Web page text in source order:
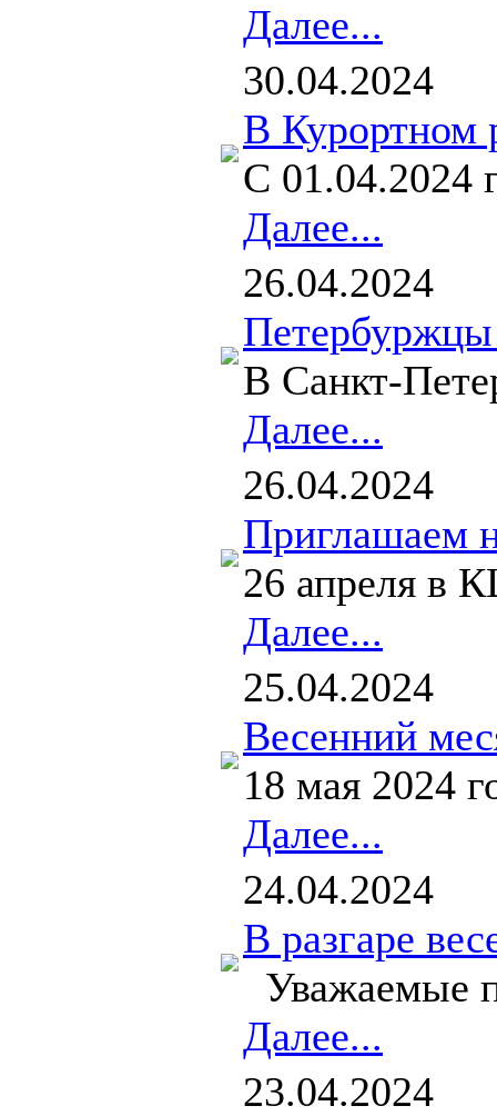
Далее...
30.04.2024
В Курортном
С 01.04.2024
Далее...
26.04.2024
Петербуржцы
В Санкт-
Далее...
26.04.2024
Приглашаем
26 апреля в
Далее...
25.04.2024
Весенний
18 мая 2024
Далее...
24.04.2024
В разгаре
Уважаемые
Далее...
23.04.2024